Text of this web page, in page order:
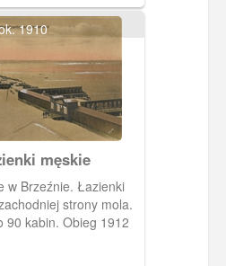
przeniesiono na
1910
męskie
w Brzeźnie. Łazienki
strony mola.
90 kabin. Obieg 1912